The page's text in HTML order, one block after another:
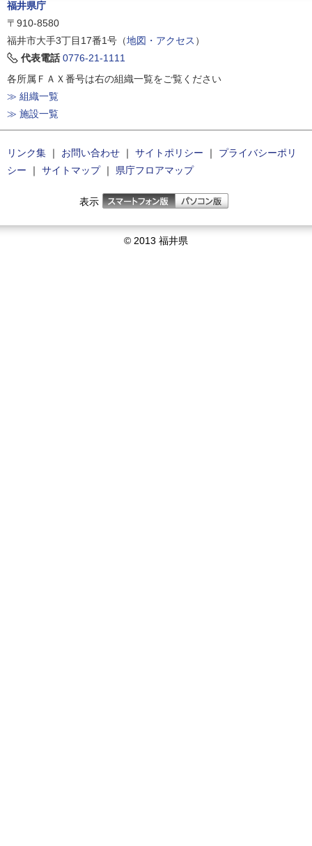
福井県庁
〒910-8580
福井市大手3丁目17番1号（地図・アクセス ）
代表電話 0776-21-1111
各所属ＦＡＸ番号は右の組織一覧をご覧ください
≫ 組織一覧
≫ 施設一覧
リンク集 ｜ お問い合わせ ｜ サイトポリシー ｜
プライバシーポリ
シー ｜ サイトマップ｜ 県庁フロアマップ
表示
© 2013 福井県